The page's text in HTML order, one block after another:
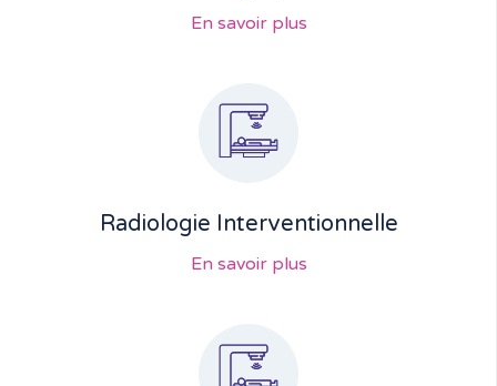
En savoir plus
Radiologie Interventionnelle
En savoir plus